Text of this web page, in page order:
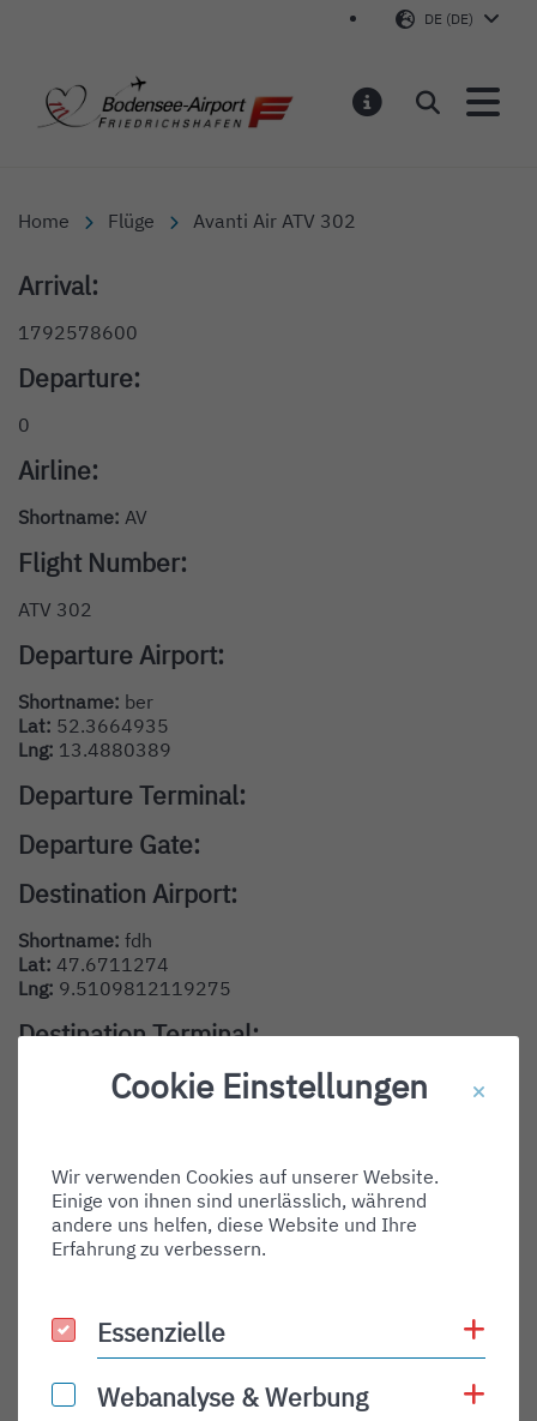
DE (DE)
Bodensee-Airport
Suchen
Home Flüge Avanti Air ATV 302
Arrival:
1792578600
Departure:
0
Airline:
Shortname: AV
Flight Number:
ATV 302
Departure Airport:
Shortname: ber
Lat: 52.3664935
Lng: 13.4880389
Departure Terminal:
Departure Gate:
Destination Airport:
Shortname: fdh
Lat: 47.6711274
Lng: 9.5109812119275
Destination Terminal:
Destination Gate:
Shortname:
Type:
arrival
PLN
Status Description:
Cookie Einstellungen
Wir verwenden Cookies auf unserer Website.
Einige von ihnen sind unerlässlich, während
andere uns helfen, diese Website und Ihre
Erfahrung zu verbessern.
Essenzielle
Essenzielle
Webanalyse & Werbung
Webanalyse & Werbung